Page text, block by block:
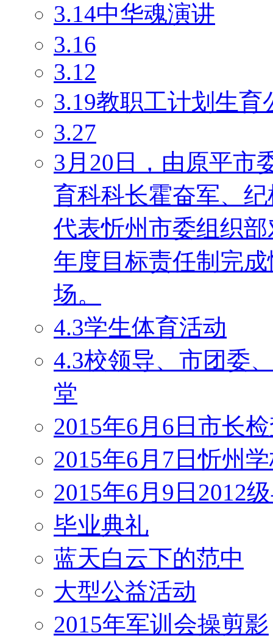
3.14中华魂演讲
3.16
3.12
3.19教职工计划生育
3.27
3月20日，由原平市
育科科长霍奋军、
代表忻州市委组织
年度目标责任制完
场。
4.3学生体育活动
4.3校领导、市团委
堂
2015年6月6日市长
2015年6月7日忻州
2015年6月9日2012
毕业典礼
蓝天白云下的范中
大型公益活动
2015年军训会操剪影